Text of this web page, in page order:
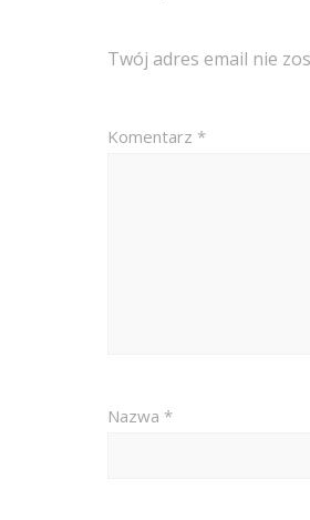
Twój adres email nie
Komentarz *
Nazwa *